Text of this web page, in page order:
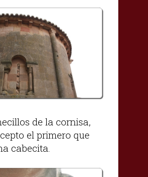
de la cornisa,
el primero que
cabecita.